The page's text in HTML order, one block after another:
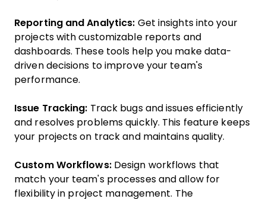
Reporting and Analytics: Get insights into your
projects with customizable reports and
dashboards. These tools help you make data-
driven decisions to improve your team's
performance.
Issue Tracking: Track bugs and issues efficiently
and resolves problems quickly. This feature keeps
your projects on track and maintains quality.
Custom Workflows:Design workflows that
match your team's processes and allow for
flexibility in project management. The